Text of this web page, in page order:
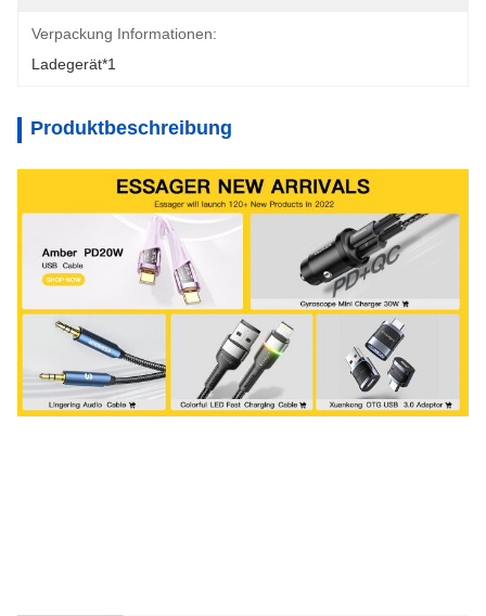
Verpackung Informationen:
Ladegerät*1
Produktbeschreibung